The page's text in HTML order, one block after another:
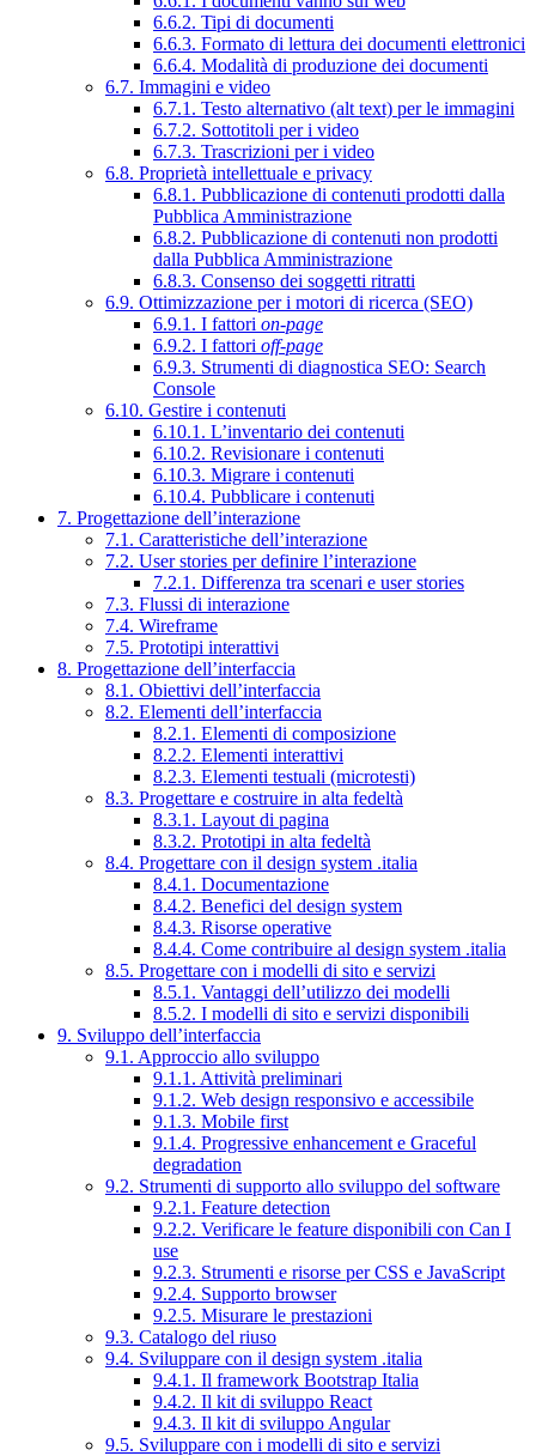
6.6.2. Tipi di documenti
6.6.3. Formato di lettura dei documenti elettronici
6.6.4. Modalità di produzione dei documenti
6.7. Immagini e video
6.7.1. Testo alternativo (alt text) per le immagini
6.7.2. Sottotitoli per i video
6.7.3. Trascrizioni per i video
6.8. Proprietà intellettuale e privacy
6.8.1. Pubblicazione di contenuti prodotti dalla
Pubblica Amministrazione
6.8.2. Pubblicazione di contenuti non prodotti
dalla Pubblica Amministrazione
6.8.3. Consenso dei soggetti ritratti
6.9. Ottimizzazione per i motori di ricerca (SEO)
6.9.1. I fattori on-page
6.9.2. I fattori off-page
6.9.3. Strumenti di diagnostica SEO: Search
Console
6.10. Gestire i contenuti
6.10.1. L’inventario dei contenuti
6.10.2. Revisionare i contenuti
6.10.3. Migrare i contenuti
6.10.4. Pubblicare i contenuti
7. Progettazione dell’interazione
7.1. Caratteristiche dell’interazione
7.2. User stories per definire l’interazione
7.2.1. Differenza tra scenari e user stories
7.3. Flussi di interazione
7.4. Wireframe
7.5. Prototipi interattivi
8. Progettazione dell’interfaccia
8.1. Obiettivi dell’interfaccia
8.2. Elementi dell’interfaccia
8.2.1. Elementi di composizione
8.2.2. Elementi interattivi
8.2.3. Elementi testuali (microtesti)
8.3. Progettare e costruire in alta fedeltà
8.3.1. Layout di pagina
8.3.2. Prototipi in alta fedeltà
8.4. Progettare con il design system .italia
8.4.1. Documentazione
8.4.2. Benefici del design system
8.4.3. Risorse operative
8.4.4. Come contribuire al design system .italia
8.5. Progettare con i modelli di sito e servizi
8.5.1. Vantaggi dell’utilizzo dei modelli
8.5.2. I modelli di sito e servizi disponibili
9. Sviluppo dell’interfaccia
9.1. Approccio allo sviluppo
9.1.1. Attività preliminari
9.1.2. Web design responsivo e accessibile
9.1.3. Mobile first
9.1.4. Progressive enhancement e Graceful
degradation
9.2. Strumenti di supporto allo sviluppo del software
9.2.1. Feature detection
9.2.2. Verificare le feature disponibili con Can I
use
9.2.3. Strumenti e risorse per CSS e JavaScript
9.2.4. Supporto browser
9.2.5. Misurare le prestazioni
9.3. Catalogo del riuso
9.4. Sviluppare con il design system .italia
9.4.1. Il framework Bootstrap Italia
9.4.2. Il kit di sviluppo React
9.4.3. Il kit di sviluppo Angular
9.5. Sviluppare con i modelli di sito e servizi